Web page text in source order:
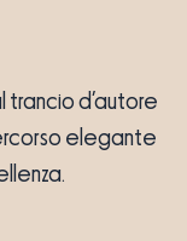
trancio d’autore
elegante